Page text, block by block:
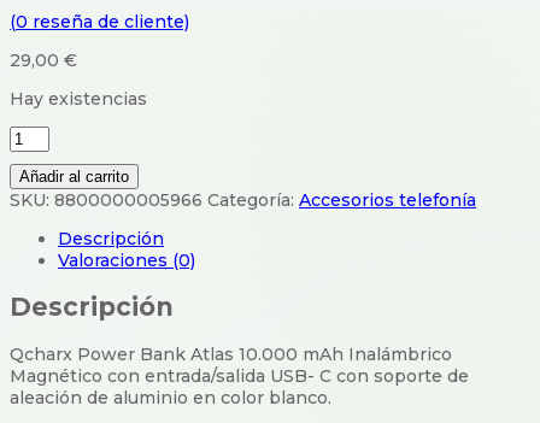
(0 reseña de cliente)
29,00 €
Hay existencias
Qcharx
Atlas
Power
Bank
10.000
mAh
Añadir al carrito
SKU: 8800000005966 Categoría: Accesorios telefonía
Descripción
Valoraciones (0)
Descripción
Qcharx Power Bank Atlas 10.000 mAh Inalámbrico
Magnético con entrada/salida USB- C con soporte de
aleación de aluminio en color blanco.